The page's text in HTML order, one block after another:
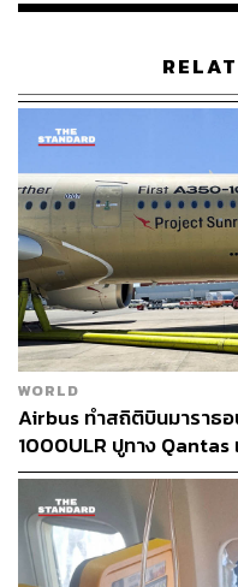
ดำเนินต่อไป โดยคณะกร
แห่งชาติ (NTSB) ได้เปิดเ
เครื่องบันทึกเสียงในห้อง
สัญญาณเตือนดังขึ้นประม
เครื่องยนต์เพื่อบินขึ้น
เสียงสัญญาณเตือนนั้นดังต่
สิ้นสุดการบันทึก ซึ่งเป็นช่ว
จะควบคุมเครื่องบินขณะที่
โดยที่ปีกซ้ายมีไฟลุกท่วมแ
เจฟฟ์ กุซเซตติ อดีตผู้สืบส
วิเคราะห์ว่าสัญญาณเตือนดั
ไฟไหม้เครื่องยนต์ “มันเกิ
ความเร็วเกินกว่าจุดที่จะ
บนรันเวย์ได้อย่างปลอดภั
จำเป็นต้องตรวจสอบอย่าง
หรือไม่มีในขณะนั้น”
WORLD
Airbus ทำสถิติบินมาราธ
1000ULR ปูทาง Qantas
ปี 2027